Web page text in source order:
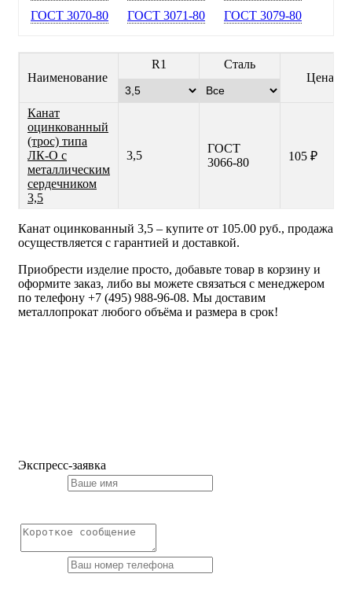
ГОСТ 3070-80
ГОСТ 3071-80 ГОСТ 3079-80
Наименование
R1
Сталь
Цена
Канат
оцинкованный
(трос) типа
ЛК-О с
металлическим
сердечником
3,5
3,5
ГОСТ
3066-80
105 ₽
Канат оцинкованный 3,5 – купите от 105.00 руб., продажа
осуществляется с гарантией и доставкой.
Приобрести изделие просто, добавьте товар в корзину и
оформите заказ, либо вы можете связаться с менеджером
по телефону +7 (495) 988-96-08. Мы доставим
металлопрокат любого объёма и размера в срок!
Экспресс-заявка